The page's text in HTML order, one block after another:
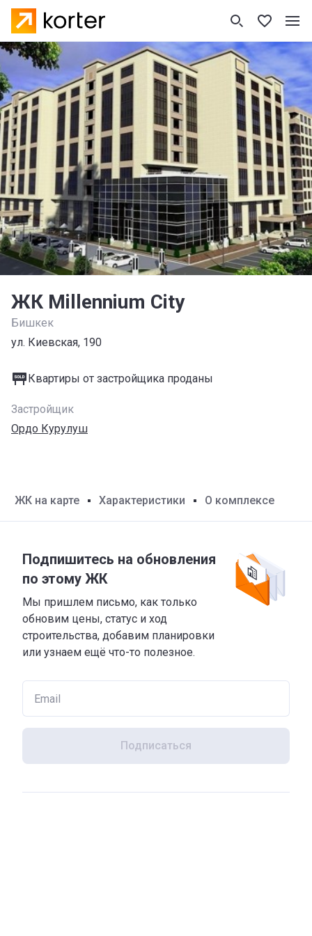
ЖК Millennium City
Бишкек
ул. Киевская, 190
Квартиры от застройщика проданы
Застройщик
Ордо Курулуш
ЖК на карте Характеристики О комплексе
Подпишитесь на обновления
по этому ЖК
Мы пришлем письмо, как только
обновим цены, статус и ход
строительства, добавим планировки
или узнаем ещё что-то полезное.
Подписаться